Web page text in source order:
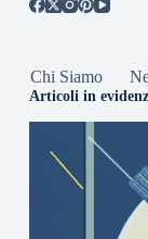
Chi Siamo
Articoli in